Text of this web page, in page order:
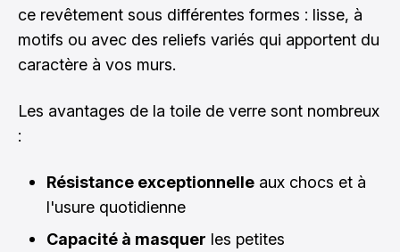
ce revêtement sous différentes formes : lisse, à
motifs ou avec des reliefs variés qui apportent du
caractère à vos murs.
Les avantages de la toile de verre sont nombreux
:
Résistance exceptionnelle aux chocs et à
l'usure quotidienne
Capacité à masquer les petites